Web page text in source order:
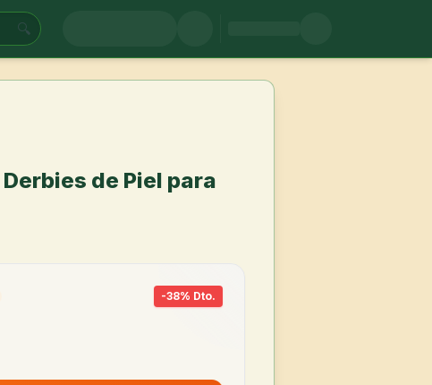
🔍
de Piel para
-38% Dto.